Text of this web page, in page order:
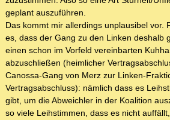
geplant auszuführen.
Das kommt mir allerdings unplausibel vor.
es, dass der Gang zu den Linken deshalb
einen schon im Vorfeld vereinbarten
abzuschließen (heimlicher
Canossa-Gang von Merz zur Linken-
Vertragsabschluss): nämlich dass es
gibt, um die Abweichler in der Koalition
so viele Leihstimmen, dass es nicht